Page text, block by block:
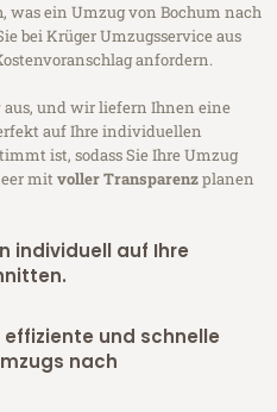
ein Umzug von Bochum nach
bei Krüger Umzugsservice aus
anfordern.
aus, und wir liefern Ihnen eine
auf Ihre individuellen
ist, sodass Sie Ihre Umzug
mitvoller Transparenzplanen
individuell auf Ihre
und schnelle
nach